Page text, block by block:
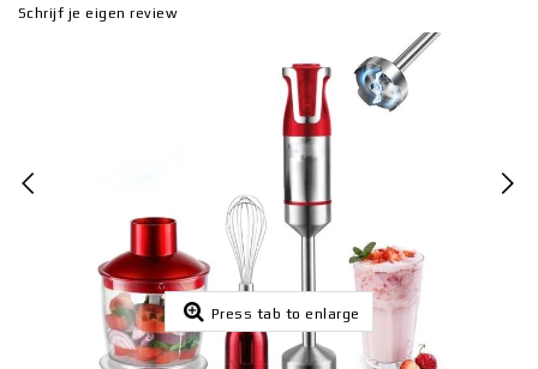
Schrijf je eigen review
Press tab to enlarge